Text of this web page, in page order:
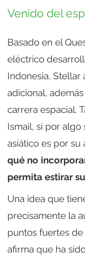
Venido del
Basado en el
eléctrico
Indonesia, Stellar
adicional,
carrera espacial.
Ismail, si por algo
asiático es por su
qué no
permita estirar
Una idea que
precisamente la
puntos fuertes
afirma que ha